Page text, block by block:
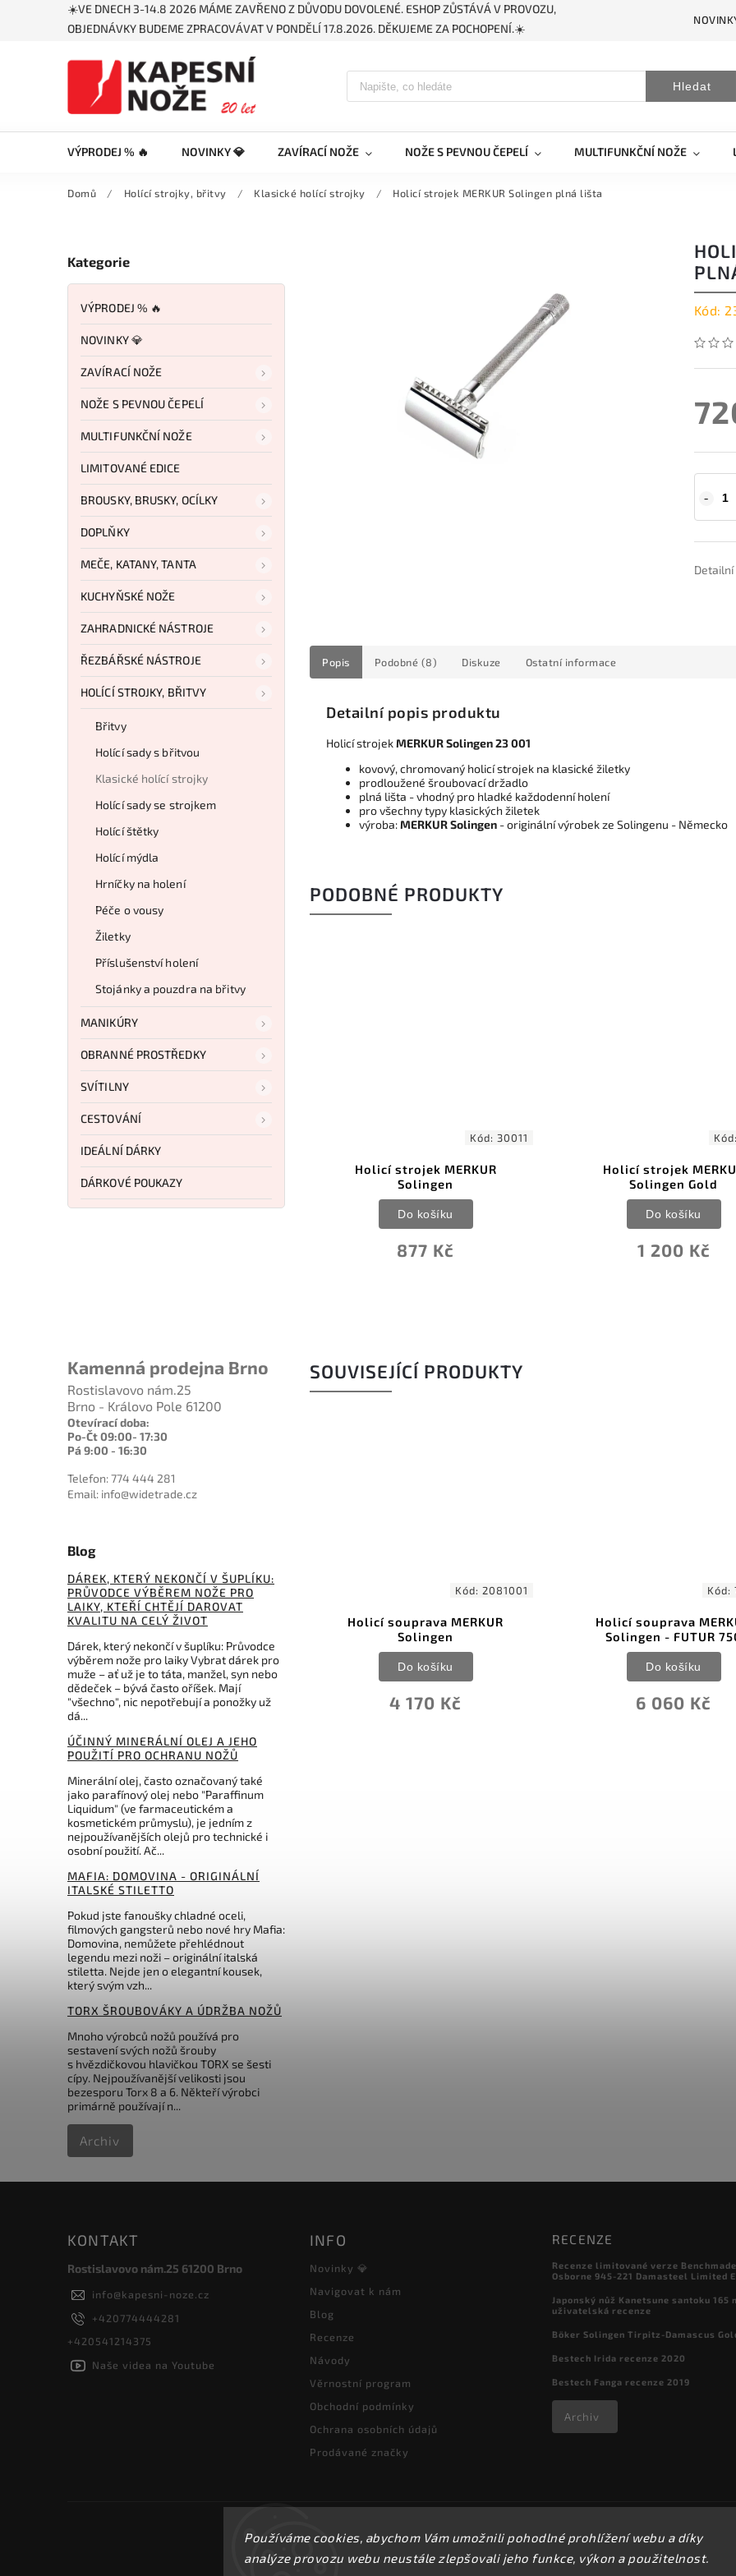
Používáme cookies, abychom Vám umožnili pohodlné prohlížení webu a díky
analýze provozu webu neustále zlepšovali jeho funkce, výkon a použitelnost.
☀️VE DNECH 3-14.8 2026 MÁME ZAVŘENO Z DŮVODU DOVOLENÉ. ESHOP ZŮSTÁVÁ V PROVOZU,
OBJEDNÁVKY BUDEME ZPRACOVÁVAT V PONDĚLÍ 17.8.2026. DĚKUJEME ZA POCHOPENÍ.☀️
Hledat
VÝPRODEJ % 🔥 NOVINKY 💎 ZAVÍRACÍ NOŽE NOŽE S PEVNOU ČEPELÍ MULTIFUNKČNÍ NOŽE
Domů / Holící strojky, břitvy / Klasické holící strojky / Holicí strojek MERKUR Solingen plná lišta
Kategorie
VÝPRODEJ % 🔥
NOVINKY 💎
ZAVÍRACÍ NOŽE
NOŽE S PEVNOU ČEPELÍ
MULTIFUNKČNÍ NOŽE
LIMITOVANÉ EDICE
BROUSKY, BRUSKY, OCÍLKY
DOPLŇKY
MEČE, KATANY, TANTA
KUCHYŇSKÉ NOŽE
ZAHRADNICKÉ NÁSTROJE
ŘEZBÁŘSKÉ NÁSTROJE
HOLÍCÍ STROJKY, BŘITVY
Břitvy
Holící sady s břitvou
Klasické holící strojky
Holící sady se strojkem
Holící štětky
Holící mýdla
Hrníčky na holení
Péče o vousy
Žiletky
Příslušenství holení
Stojánky a pouzdra na břitvy
MANIKÚRY
OBRANNÉ PROSTŘEDKY
SVÍTILNY
CESTOVÁNÍ
IDEÁLNÍ DÁRKY
DÁRKOVÉ POUKAZY
Kamenná prodejna Brno
Rostislavovo nám.25
Brno - Královo Pole 61200
Otevírací doba:
Po-Čt 09:00- 17:30
Pá 9:00 - 16:30
Telefon: 774 444 281
Email: info@widetrade.cz
Blog
DÁREK, KTERÝ NEKONČÍ V ŠUPLÍKU:
PRŮVODCE VÝBĚREM NOŽE PRO
LAIKY, KTEŘÍ CHTĚJÍ DAROVAT
KVALITU NA CELÝ ŽIVOT
Dárek, který nekončí v šuplíku: Průvodce
výběrem nože pro laiky Vybrat dárek pro
muže – ať už je to táta, manžel, syn nebo
dědeček – bývá často oříšek. Mají
"všechno", nic nepotřebují a ponožky už
dá...
ÚČINNÝ MINERÁLNÍ OLEJ A JEHO
POUŽITÍ PRO OCHRANU NOŽŮ
Minerální olej, často označovaný také
jako parafínový olej nebo "Paraffinum
Liquidum" (ve farmaceutickém a
kosmetickém průmyslu), je jedním z
nejpoužívanějších olejů pro technické i
osobní použití. Ač...
MAFIA: DOMOVINA - ORIGINÁLNÍ
ITALSKÉ STILETTO
Pokud jste fanoušky chladné oceli,
filmových gangsterů nebo nové hry Mafia:
Domovina, nemůžete přehlédnout
legendu mezi noži – originální italská
stiletta. Nejde jen o elegantní kousek,
který svým vzh...
TORX ŠROUBOVÁKY A ÚDRŽBA NOŽŮ
Mnoho výrobců nožů používá pro
sestavení svých nožů šrouby
s hvězdičkovou hlavičkou TORX se šesti
cípy. Nejpoužívanější velikosti jsou
bezesporu Torx 8 a 6. Někteří výrobci
primárně používají n...
Archiv
Kód:
Popis Podobné (8) Diskuze Ostatní informace
Detailní popis produktu
Holicí strojekMERKUR Solingen 23 001
kovový, chromovaný holicí strojek na klasické žiletky
prodloužené šroubovací držadlo
plná lišta - vhodný pro hladké každodenní holení
pro všechny typy klasických žiletek
výroba:MERKUR Solingen - originální výrobek ze Solingenu - Německo
PODOBNÉ PRODUKTY
37001
Holicí strojek MERKUR
Holicí strojek MERKUR
Holicí
SOUVISEJÍCÍ PRODUKTY
Kód:751001
MERKUR
060 Kč
Holicí souprava MERKUR
4 170 Kč
Do košíku
Holicí souprava MERKUR
KONTAKT
Rostislavovo nám.25 61200 Brno
info@kapesni-noze.cz
+420774444281
+420541214375
Naše videa na Youtube
INFO
Novinky 💎
Navigovat k nám
Blog
Recenze
Návody
Věrnostní program
Obchodní podmínky
Ochrana osobních údajů
Prodávané značky
RECENZE
Recenze limitované verze
Osborne 945-221 Damasteel Limited
Japonský nůž Kanetsune santoku 165
uživatelská recenze
Böker Solingen Tirpitz-Damascus
Bestech Irida recenze 2020
Bestech Fanga recenze 2019
Archiv
Copyright 2026kapesni-noze.cz . Všechna práva vyhrazena.
Upravit nastavení cookies